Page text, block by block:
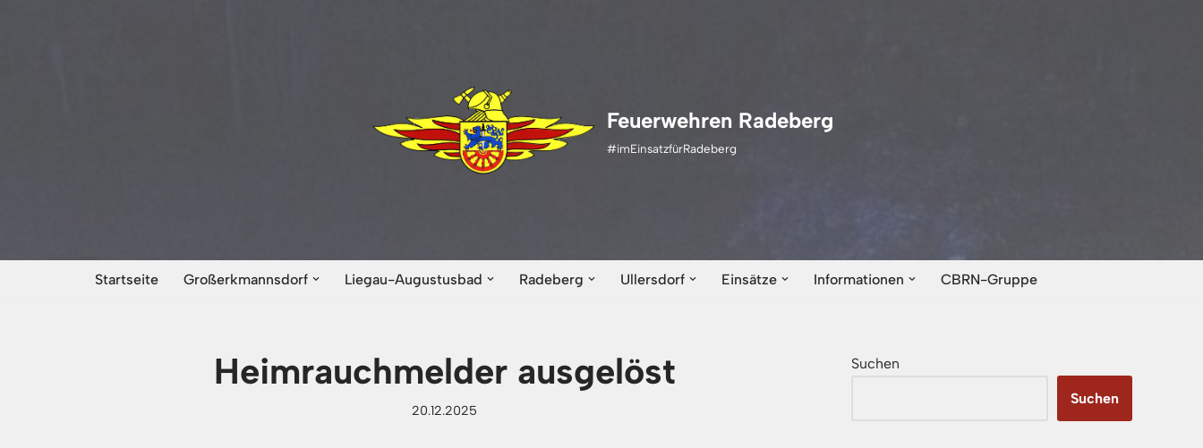
Feuerwehren Radeberg
#imEinsatzfürRadeberg
Startseite Großerkmannsdorf Liegau-Augustusbad Radeberg Ullersdorf Einsätze Informationen CBRN-Gruppe
Heimrauchmelder ausgelöst
20.12.2025
Suchen
Suchen